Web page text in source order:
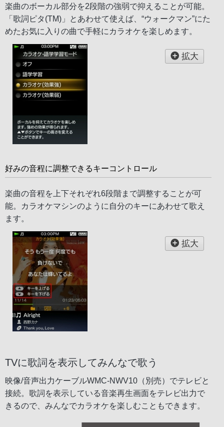
楽曲のボーカル部分を2段階の強弱で抑えることが可能。
「歌詞ピタ(TM)」とあわせて使えば、“ウォークマン”にた
めたお気に入りの曲で手軽にカラオケを楽しめます。
拡大
好みの音程に調整できるキーコントロール
楽曲の音程を上下それぞれ6段階まで調整することが可
能。カラオケマシンのように自分のキーにあわせて歌え
ます。
拡大
TVに歌詞を表示してみんなで歌う
映像/音声出力ケーブルWMC-NWV10（別売）でテレビと
接続。歌詞を表示している音楽再生画面をテレビ出力で
きるので、みんなでカラオケを楽しむこともできます。